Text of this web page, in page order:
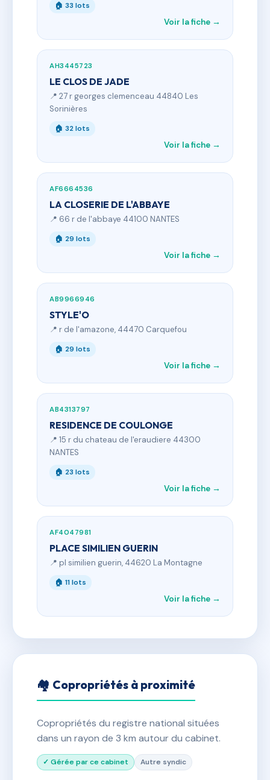
🏠 33 lots
Voir la fiche →
AH3445723
LE CLOS DE JADE
📍 27 r georges clemenceau 44840 Les
Sorinières
🏠 32 lots
Voir la fiche →
AF6664536
LA CLOSERIE DE L'ABBAYE
📍 66 r de l'abbaye 44100 NANTES
🏠 29 lots
Voir la fiche →
AB9966946
STYLE'O
📍 r de l'amazone, 44470 Carquefou
🏠 29 lots
Voir la fiche →
AB4313797
RESIDENCE DE COULONGE
📍 15 r du chateau de l'eraudiere 44300
NANTES
🏠 23 lots
Voir la fiche →
AF4047981
PLACE SIMILIEN GUERIN
📍 pl similien guerin, 44620 La Montagne
🏠 11 lots
Voir la fiche →
🏘 Copropriétés à proximité
Copropriétés du registre national situées
dans un rayon de 3 km autour du cabinet.
✓ Gérée par ce cabinet Autre syndic